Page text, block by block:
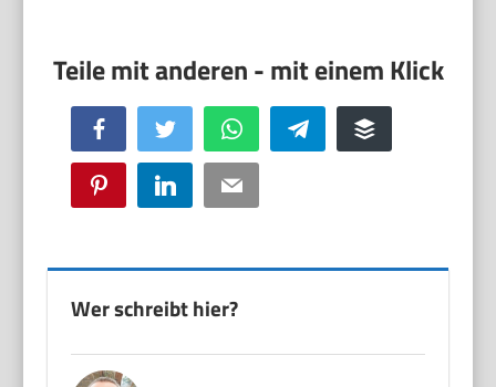
Facebook Twitter WhatsApp Telegram Buffer
Pinterest LinkedIn Email
Wer schreibt hier?